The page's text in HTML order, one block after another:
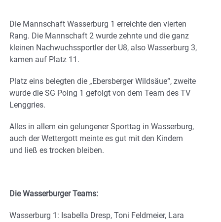
Die Mannschaft Wasserburg 1 erreichte den vierten
Rang. Die Mannschaft 2 wurde zehnte und die ganz
kleinen Nachwuchssportler der U8, also Wasserburg 3,
kamen auf Platz 11.
Platz eins belegten die „Ebersberger Wildsäue“, zweite
wurde die SG Poing 1 gefolgt von dem Team des TV
Lenggries.
Alles in allem ein gelungener Sporttag in Wasserburg,
auch der Wettergott meinte es gut mit den Kindern
und ließ es trocken bleiben.
Die Wasserburger Teams:
Wasserburg 1: Isabella Dresp, Toni Feldmeier, Lara